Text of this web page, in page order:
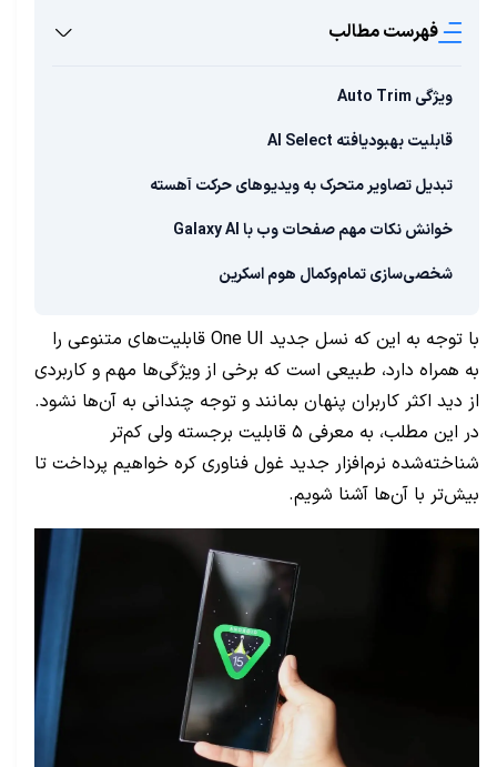
فهرست مطالب
ویژگی Auto Trim
قابلیت بهبودیافته AI Select
تبدیل تصاویر متحرک به ویدیو‌های حرکت آهسته
خوانش نکات مهم صفحات وب با Galaxy AI
شخصی‌سازی تمام‌وکمال هوم اسکرین
با توجه به این که نسل جدید One UI قابلیت‌های متنوعی را
به همراه دارد، طبیعی است که برخی از ویژگی‌ها مهم و کاربردی
از دید اکثر کاربران پنهان بمانند و توجه چندانی به آن‌ها نشود.
در این مطلب، به معرفی ۵ قابلیت برجسته ولی کم‌تر
شناخته‌شده نرم‌افزار جدید غول فناوری کره خواهیم پرداخت تا
بیش‌تر با آن‌ها آشنا شویم.